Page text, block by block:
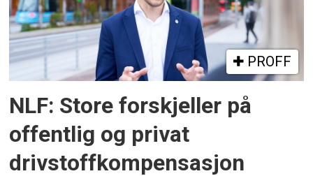
PROFF
NLF: Store forskjeller på
offentlig og privat
drivstoffkompensasjon